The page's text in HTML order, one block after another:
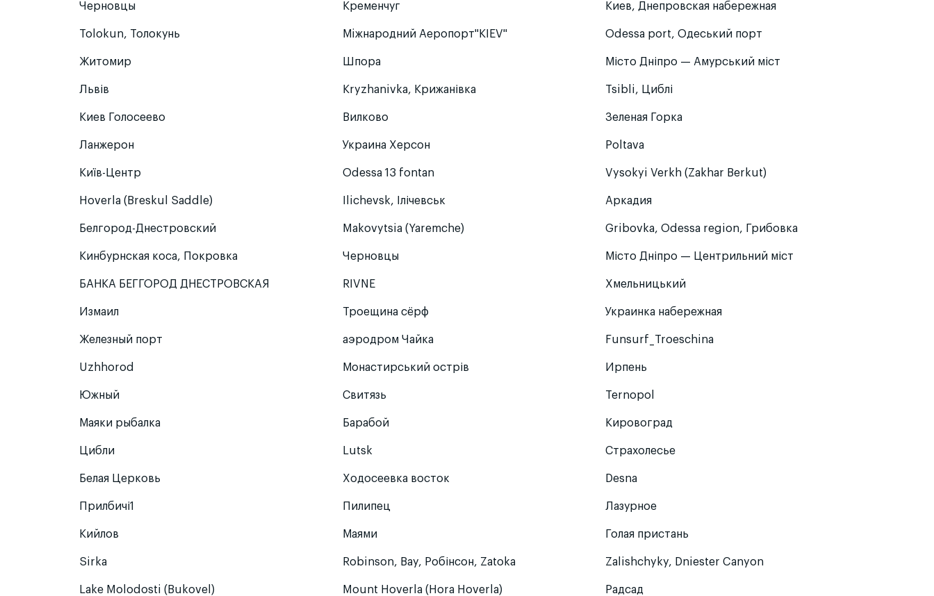
Черновцы Кременчуг Киев, Днепровская набережная
Tolokun, Толокунь Мiжнародний Аеропорт"KIEV" Odessa port, Одеський порт
Житомир Шпора Місто Дніпро — Амурський міст
Львів Kryzhanivka, Крижанівка Tsibli, Циблі
Киев Голосеево Вилково Зеленая Горка
Ланжерон Украина Херсон Poltava
Київ-Центр Odessa 13 fontan Vysokyi Verkh (Zakhar Berkut)
Hoverla (Breskul Saddle) Ilichevsk, Ілічевськ Аркадия
Белгород-Днестровский Makovytsia (Yaremche) Gribovka, Odessa region, Грибовка
Кинбурнская коса, Покровка Черновцы Місто Дніпро — Центрильний міст
БАНКА БЕГГОРОД ДНЕСТРОВСКАЯ RIVNE Хмельницький
Измаил Троещина сёрф Украинка набережная
Железный порт аэродром Чайка Funsurf_Troeschina
Uzhhorod Монастирський острів Ирпень
Южный Свитязь Ternopol
Маяки рыбалка Барабой Кировоград
Цибли Lutsk Страхолесье
Белая Церковь Ходосеевка восток Desna
Прилбичі1 Пилипец Лазурное
Кийлов Маями Голая пристань
Sirka Robinson, Bay, Робінсон, Zatoka Zalishchyky, Dniester Canyon
Lake Molodosti (Bukovel) Mount Hoverla (Hora Hoverla) Радсад